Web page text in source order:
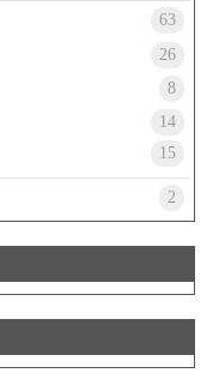
63
26
8
14
15
2